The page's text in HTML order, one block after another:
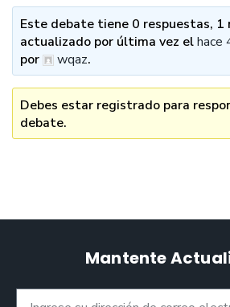
Este debate tiene 0 respuestas, 1
actualizado por última vez elhace
por
wqaz.
Debes estar registrado para
debate.
Mantente